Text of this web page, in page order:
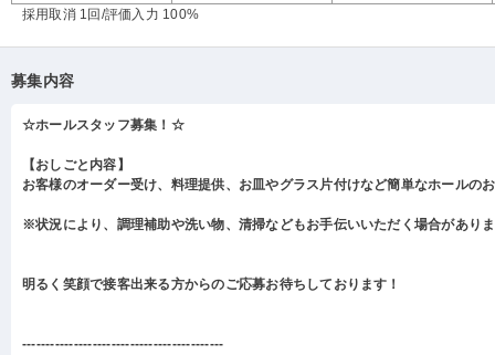
採用取消 1回 /評価入力 100%
募集内容
☆ホールスタッフ募集！☆
【おしごと内容】
お客様のオーダー受け、料理提供、お皿やグラス片付けなど簡単なホールの
※状況により、調理補助や洗い物、清掃などもお手伝いいただく場合があり
明るく笑顔で接客出来る方からのご応募お待ちしております！
-------------------------------------------